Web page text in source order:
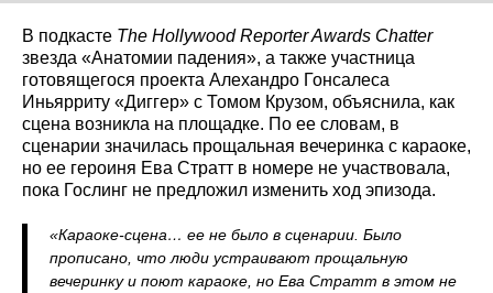
В подкасте The Hollywood Reporter Awards Chatter
звезда «Анатомии падения», а также участница
готовящегося проекта Алехандро Гонсалеса
Иньярриту «Диггер» с Томом Крузом, объяснила, как
сцена возникла на площадке. По ее словам, в
сценарии значилась прощальная вечеринка с караоке,
но ее героиня Ева Стратт в номере не участвовала,
пока Гослинг не предложил изменить ход эпизода.
«Караоке‑сцена… ее не было в сценарии. Было
прописано, что люди устраивают прощальную
вечеринку и поют караоке, но Ева Стратт в этом не